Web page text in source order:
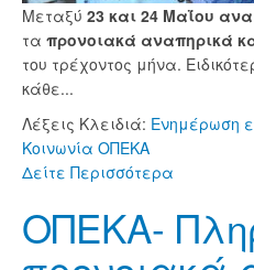
Μεταξύ 23 και 24 Μαΐου
τα προνοιακά αναπηρικά
του τρέχοντος μήνα.
κάθε...
Λέξεις Κλειδιά: Ενημέρωση
Κοινωνία ΟΠΕΚΑ
Δείτε Περισσότερα
ΟΠΕΚΑ-